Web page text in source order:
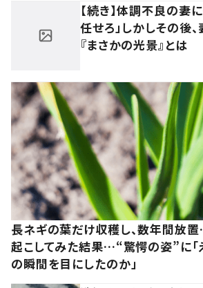
【続き】体調不良の妻
任せろ」しかしその後
『まさかの光景』とは
長ネギの葉だけ収穫し、数年間放
起こしてみた結果…“驚愕の姿”に「
の瞬間を目にしたのか」